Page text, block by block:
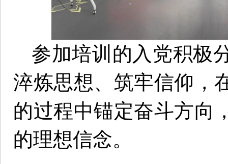
参加培训的入党积极
淬炼思想、筑牢信仰，
的过程中锚定奋斗方向
的理想信念。